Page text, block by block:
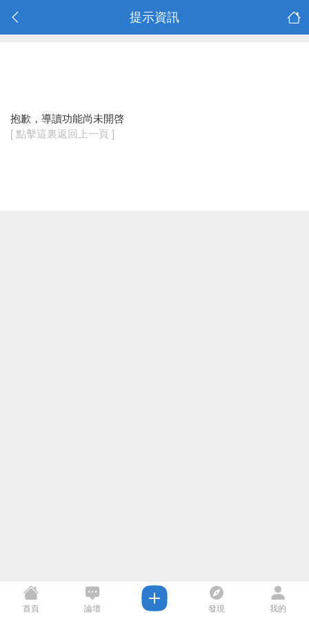
提示資訊
抱歉，導讀功能尚未開啓
[ 點擊這裏返回上一頁 ]
首頁 論壇 發現 我的